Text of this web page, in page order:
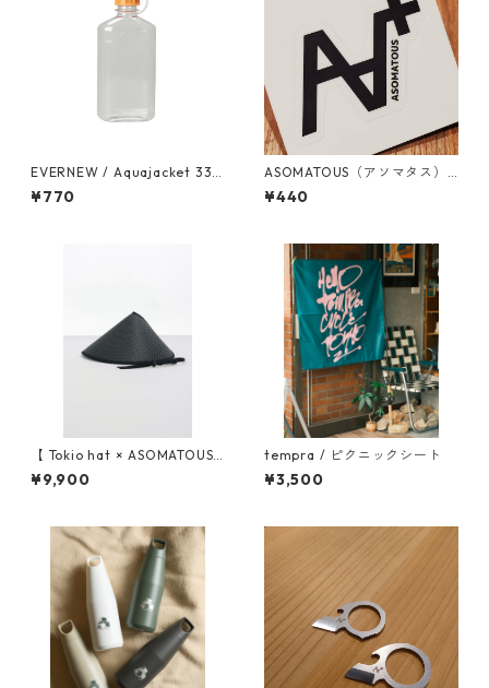
EVERNEW / Aquajacket 333
ml SC Orange
¥770
ASOMATOUS（アソマタス）
「A∀＋」ロゴステッカー
¥440
【 Tokio hat × ASOMATOUS
（トーキョーハット × アソマ
タス） 】 EVA CHILLBA HAT
¥9,900
tempra / ピクニックシート
¥3,500